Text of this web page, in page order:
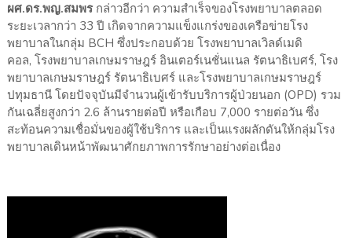
ผศ.ดร.พญ.สมพร กล่าวอีกว่า ความสำเร็จของโรงพยาบาลตลอด
ระยะเวลากว่า 33 ปี เกิดจากความแข็งแกร่งของเครือข่ายโรง
พยาบาลในกลุ่ม BCH ซึ่งประกอบด้วย โรงพยาบาลเวิลด์เมดิ
คอล, โรงพยาบาลเกษมราษฎร์ อินเตอร์เนชั่นแนล รัตนาธิเบศร์, โรง
พยาบาลเกษมราษฎร์ รัตนาธิเบศร์ และโรงพยาบาลเกษมราษฎร์
ปทุมธานี โดยปัจจุบันมีจำนวนผู้เข้ารับบริการผู้ป่วยนอก (OPD) รวม
กันเฉลี่ยสูงกว่า 2.6 ล้านรายต่อปี หรือเกือบ 7,000 รายต่อวัน ซึ่ง
สะท้อนความเชื่อมั่นของผู้ใช้บริการ และเป็นแรงผลักดันให้กลุ่มโรง
พยาบาลเดินหน้าพัฒนาศักยภาพการรักษาอย่างต่อเนื่อง